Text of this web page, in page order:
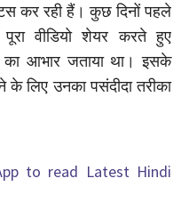
कर रही हैं। कुछ दिनों पहले
वीडियो शेयर करते हुए
का आभार जताया था। इसके
के लिए उनका पसंदीदा तरीका
to read Latest Hindi